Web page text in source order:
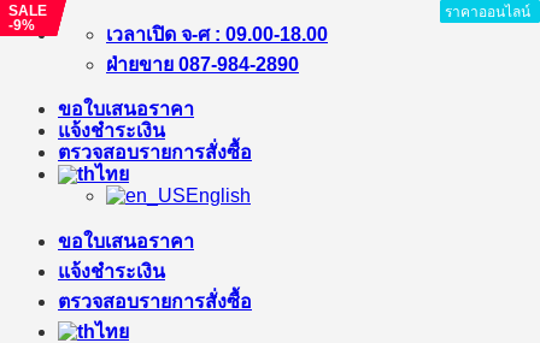
ข้าม
เนื้อหา
เวลาเปิด จ-ศ : 09.00-18.00
ฝ่ายขาย 087-984-2890
ขอใบเสนอราคา
แจ้งชำระเงิน
ตรวจสอบรายการสั่งซื้อ
ไทย
English
ขอใบเสนอราคา
แจ้งชำระเงิน
ตรวจสอบรายการสั่งซื้อ
ไทย
SALE
-9%
ราคาออนไลน์
SALE
-11%
ราคาออนไลน์
SALE
-25%
ราคาออนไลน์
ราคาออนไลน์
ราคาออนไลน์
ราคาออนไลน์
ราคาออนไลน์
SALE
-11%